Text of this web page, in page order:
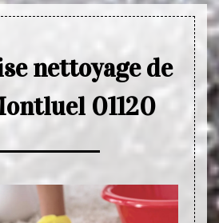
nettoyage de
01120